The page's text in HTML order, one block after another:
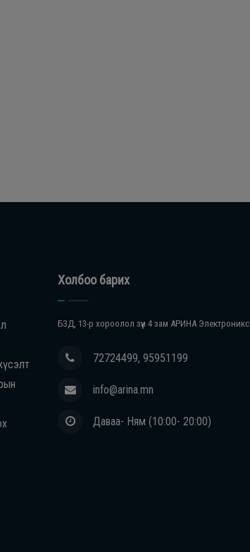
Холбоо барих
БЗД, 13-р хороолол зүүн 4 зам АРИНА Электроникс
72724499, 95951199
info@arina.mn
Даваа- Ням (10:00- 20:00)